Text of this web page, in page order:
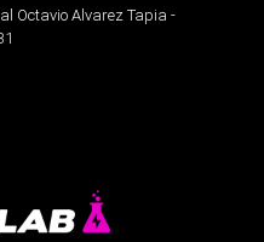
Octavio Alvarez Tapia -